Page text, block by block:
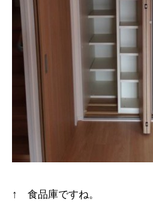
↑ 食品庫ですね。